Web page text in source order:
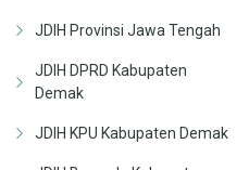
JDIH Provinsi Jawa Tengah
JDIH DPRD Kabupaten
Demak
JDIH KPU Kabupaten Demak